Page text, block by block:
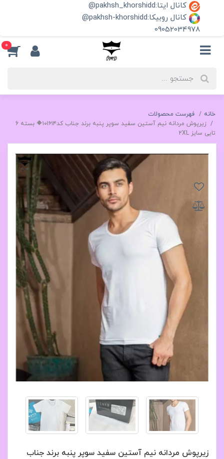
کانال ایتا:pakhsh_khorshidd@
کانال روبیکا:pakhsh-khorshidd@
09052034978
0
خانه
فهرست محصولات
زیرپوش مردانه نیم آستین سفید سوپر پنبه برند جناب کد۱۰۱۶۱۴🔶 بسته 6
تایی سایز 2XL
زیرپوش مردانه نیم آستین سفید سوپر پنبه برند جناب